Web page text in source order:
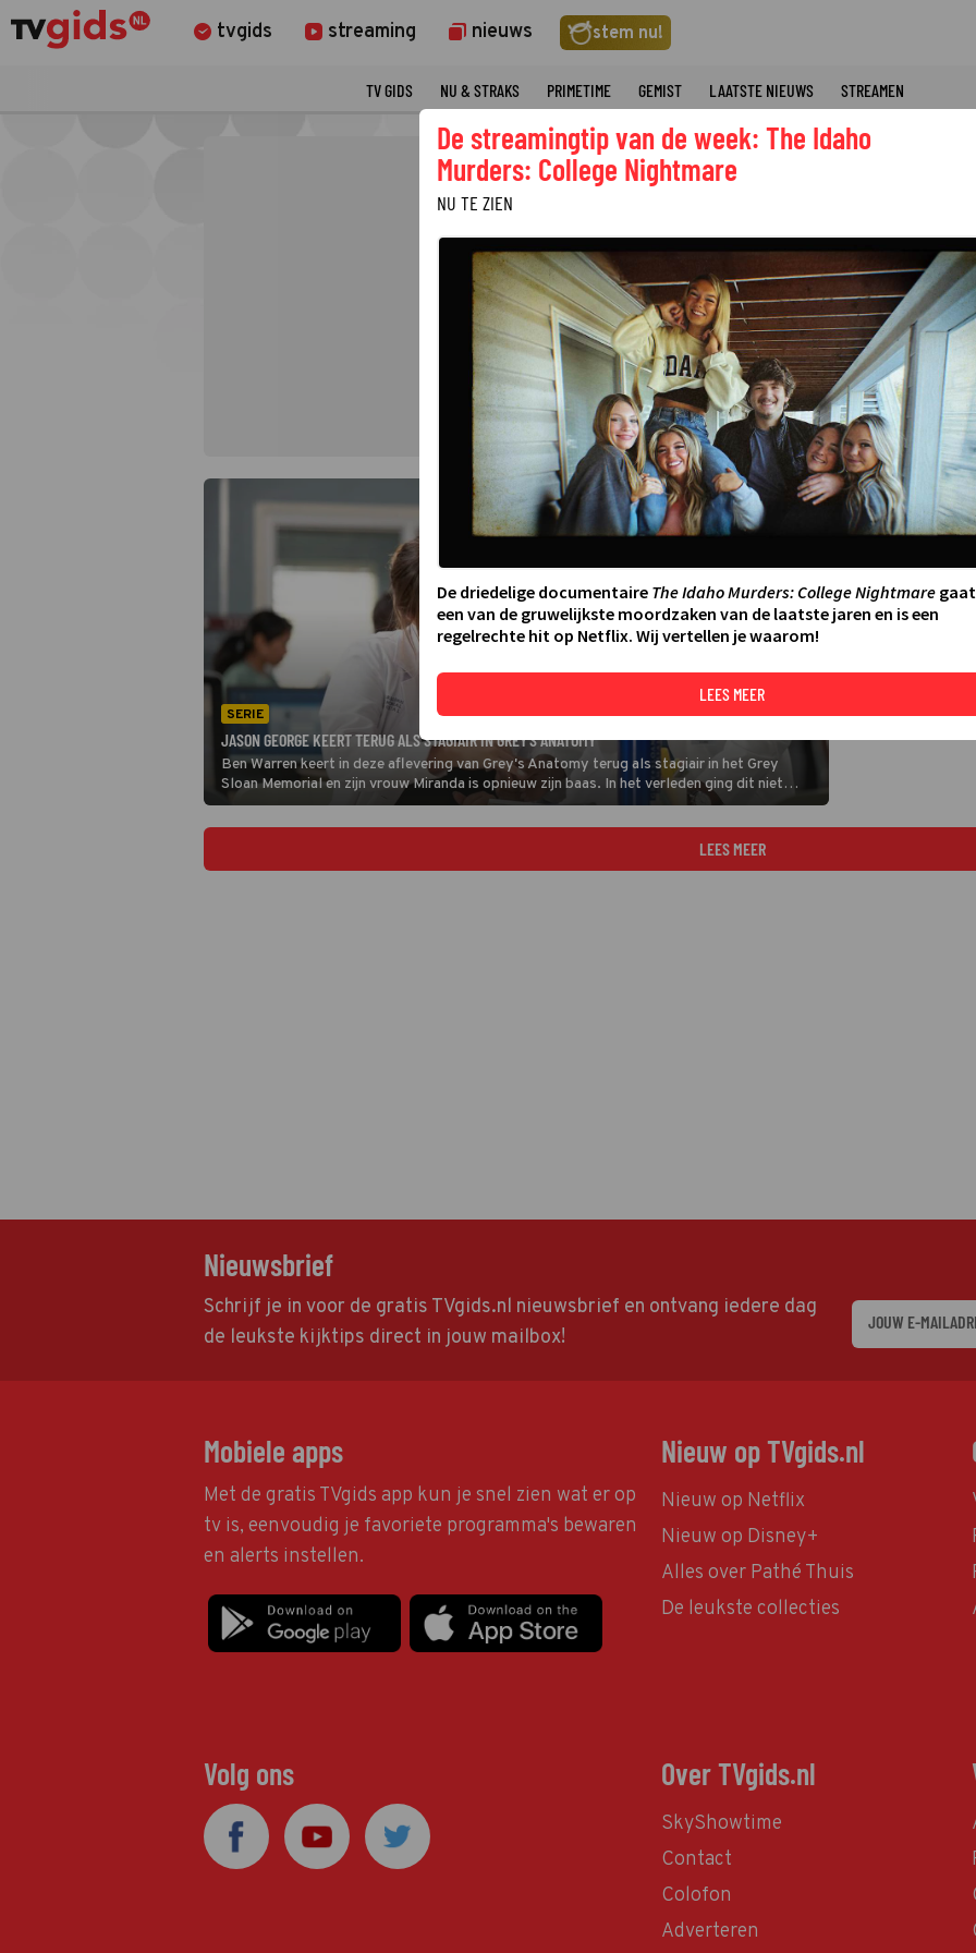
tvgids streaming nieuws stem nu!
TV GIDS NU & STRAKS PRIMETIME GEMIST LAATSTE NIEUWS STREAMEN
SERIE
JASON GEORGE KEERT TERUG ALS STAGIAIR IN GREY'S ANATOMY
Ben Warren keert in deze aflevering van Grey's Anatomy terug als stagiair in het Grey
Sloan Memorial en zijn vrouw Miranda is opnieuw zijn baas. In het verleden ging dit niet
goed, maar Ben is ervan overtuigd dat ze nu wél kunnen samenwerken.
LEES MEER
Nieuwsbrief
Schrijf je in voor de gratis TVgids.nl nieuwsbrief en ontvang iedere dag
de leukste kijktips direct in jouw mailbox!
Mobiele apps
Met de gratis TVgids app kun je snel zien wat er op
tv is, eenvoudig je favoriete programma's bewaren
en alerts instellen.
Nieuw op TVgids.nl
Nieuw op Netflix
Nieuw op Disney+
Alles over Pathé Thuis
De leukste collecties
Volg ons Over TVgids.nl
SkyShowtime
Contact
Colofon
Adverteren
De streamingtip van de week: The Idaho
Murders: College Nightmare
NU TE ZIEN
De driedelige documentaire The Idaho Murders: College Nightmaregaat
een van de gruwelijkste moordzaken van de laatste jaren en is een
regelrechte hit op Netflix. Wij vertellen je waarom!
LEES MEER